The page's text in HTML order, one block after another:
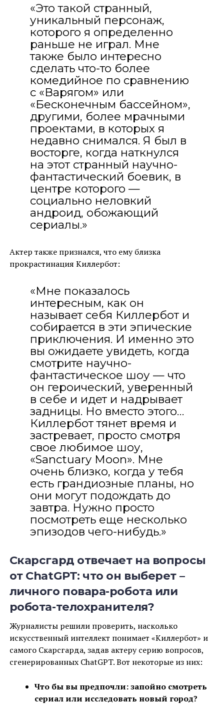
«Это такой странный,
уникальный персонаж,
которого я определенно
раньше не играл. Мне
также было интересно
сделать что-то более
комедийное по сравнению
с «Варягом» или
«Бесконечным бассейном»,
другими, более мрачными
проектами, в которых я
недавно снимался. Я был в
восторге, когда наткнулся
на этот странный научно-
фантастический боевик, в
центре которого —
социально неловкий
андроид, обожающий
сериалы.»
Актер также признался, что ему близка
прокрастинация Киллербот:
«Мне показалось
интересным, как он
называет себя Киллербот и
собирается в эти эпические
приключения. И именно это
вы ожидаете увидеть, когда
смотрите научно-
фантастическое шоу — что
он героический, уверенный
в себе и идет и надрывает
задницы. Но вместо этого…
Киллербот тянет время и
застревает, просто смотря
свое любимое шоу,
«Sanctuary Moon». Мне
очень близко, когда у тебя
есть грандиозные планы, но
они могут подождать до
завтра. Нужно просто
посмотреть еще несколько
эпизодов чего-нибудь.»
Скарсгард отвечает на вопросы
от ChatGPT: что он выберет –
личного повара-робота или
робота-телохранителя?
Журналисты решили проверить, насколько
искусственный интеллект понимает «Киллербот» и
самого Скарсгарда, задав актеру серию вопросов,
сгенерированных ChatGPT. Вот некоторые из них:
Что бы вы предпочли: запойно смотреть
сериал или исследовать новый город?